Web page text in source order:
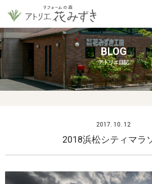
BLOG
アトリエ日記
2017. 10. 12
2018浜松シティマラ